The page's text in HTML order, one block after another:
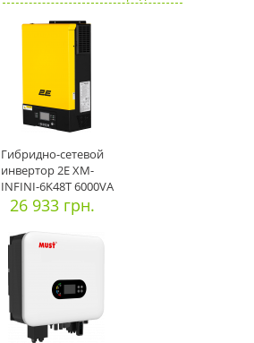
Гибридно-сетевой
инвертор 2E XM-
INFINI-6K48T 6000VA
MРPT
26 933 грн.